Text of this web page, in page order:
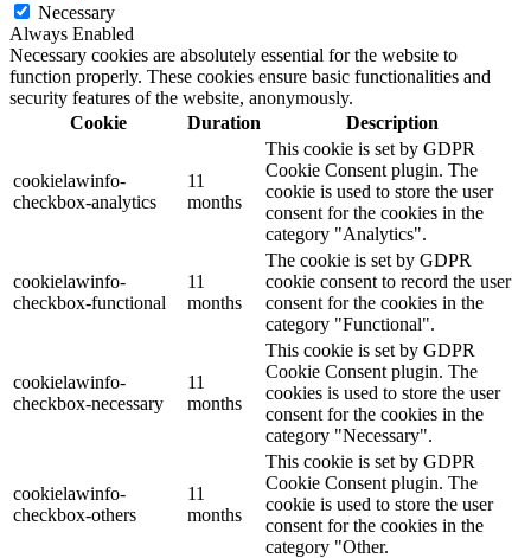
Necessary
Always Enabled
Necessary cookies are absolutely essential for the website to
function properly. These cookies ensure basic functionalities and
security features of the website, anonymously.
Cookie
Duration Description
cookielawinfo-
checkbox-analytics
11
months
This cookie is set by GDPR
Cookie Consent plugin. The
cookie is used to store the user
consent for the cookies in the
category "Analytics".
cookielawinfo-
checkbox-functional
11
months
The cookie is set by GDPR
cookie consent to record the user
consent for the cookies in the
category "Functional".
cookielawinfo-
checkbox-necessary
11
months
This cookie is set by GDPR
Cookie Consent plugin. The
cookies is used to store the user
consent for the cookies in the
category "Necessary".
cookielawinfo-
checkbox-others
11
months
This cookie is set by GDPR
Cookie Consent plugin. The
cookie is used to store the user
consent for the cookies in the
category "Other.